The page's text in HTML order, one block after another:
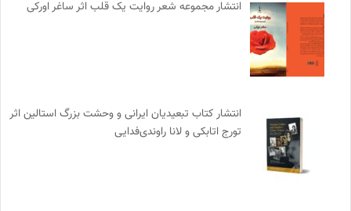
انتشار مجموعه شعر روایت یک قلب اثر ساغر اورکی
انتشار کتاب تبعیدیان ایرانی و وحشت بزرگ استالین اثر
تورج اتابکی و لانا راوندی‌فدایی